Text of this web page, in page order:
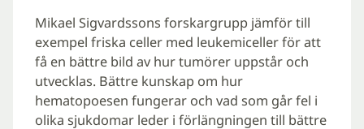
Mikael Sigvardssons forskargrupp jämför till
exempel friska celler med leukemiceller för att
få en bättre bild av hur tumörer uppstår och
utvecklas. Bättre kunskap om hur
hematopoesen fungerar och vad som går fel i
olika sjukdomar leder i förlängningen till bättre